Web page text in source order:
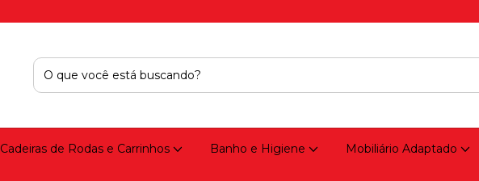
Cadeiras de Rodas e Carrinhos Banho e Higiene Mobiliário Adaptado